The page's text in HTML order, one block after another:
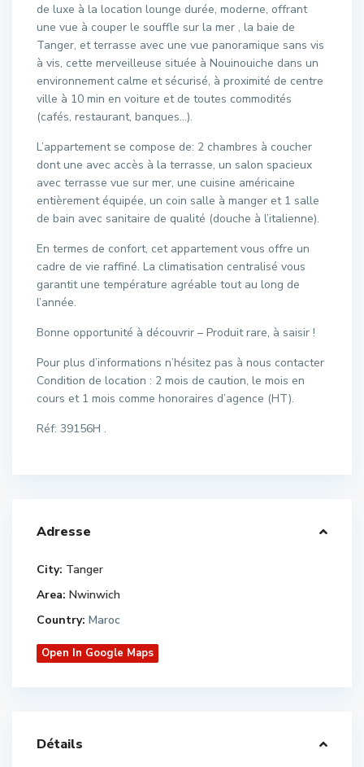
de luxe à la location lounge durée, moderne, offrant
une vue à couper le souffle sur la mer , la baie de
Tanger, et terrasse avec une vue panoramique sans vis
à vis, cette merveilleuse située à Nouinouiche dans un
environnement calme et sécurisé, à proximité de centre
ville à 10 min en voiture et de toutes commodités
(cafés, restaurant, banques…).
L’appartement se compose de: 2 chambres à coucher
dont une avec accès à la terrasse, un salon spacieux
avec terrasse vue sur mer, une cuisine américaine
entièrement équipée, un coin salle à manger et 1 salle
de bain avec sanitaire de qualité (douche à l’italienne).
En termes de confort, cet appartement vous offre un
cadre de vie raffiné. La climatisation centralisé vous
garantit une température agréable tout au long de
l’année.
Bonne opportunité à découvrir – Produit rare, à saisir !
Pour plus d’informations n’hésitez pas à nous contacter
Condition de location : 2 mois de caution, le mois en
cours et 1 mois comme honoraires d’agence (HT).
Réf: 39156H .
Adresse
City: Tanger
Area: Nwinwich
Country: Maroc
Open In Google Maps
Détails